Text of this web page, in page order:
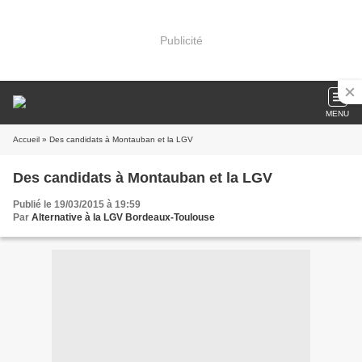
Publicité
MENU
Accueil » Des candidats à Montauban et la LGV
Des candidats à Montauban et la LGV
Publié le 19/03/2015 à 19:59
Par Alternative à la LGV Bordeaux-Toulouse